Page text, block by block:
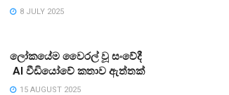
8 JULY 2025
ලෝකයේම වෛරල් වූ සංවේදී
AI වීඩියෝවේ කතාව ඇත්තක්
15 AUGUST 2025